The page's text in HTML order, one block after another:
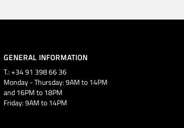
GENERAL INFORMATION
T.: +34 91 398 66 36
Monday - Thursday: 9AM to 14PM
and 16PM to 18PM
Friday: 9AM to 14PM